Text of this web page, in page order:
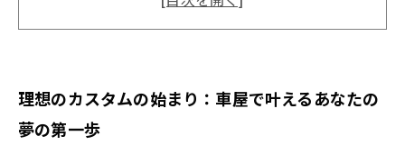
る車作りの秘訣
満足度100％へ！車屋で実現する理想的なカ
理想のカスタムの始まり：車屋で叶えるあなたの
夢の第一歩